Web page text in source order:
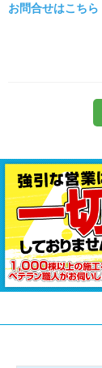
お問合せはこちら